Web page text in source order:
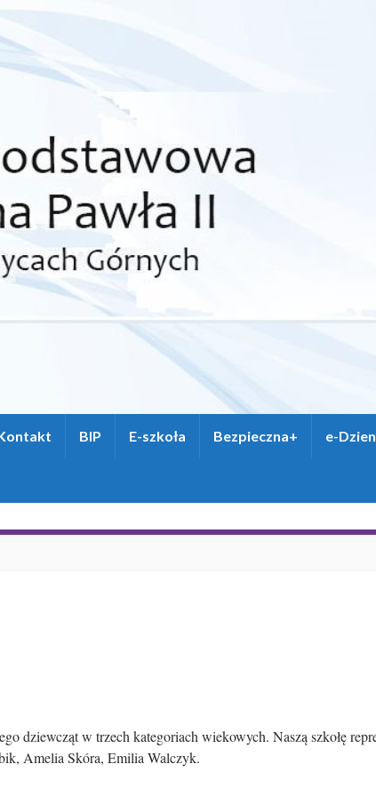
BIP E-szkoła Bezpieczna+ e-
dziewcząt w trzech kategoriach wiekowych. Naszą szkołę
Amelia Skóra, Emilia Walczyk.